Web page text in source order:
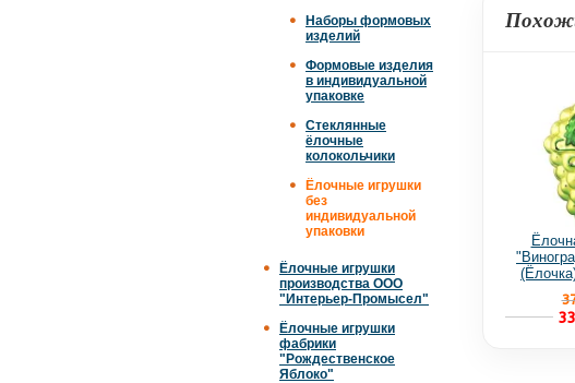
Наборы формовых
изделий
Формовые изделия
в индивидуальной
упаковке
Стеклянные
ёлочные
колокольчики
Ёлочные игрушки
без
индивидуальной
упаковки
Ёлочные игрушки
производства ООО
"Интерьер-Промысел"
Ёлочные игрушки
фабрики
"Рождественское
Яблоко"